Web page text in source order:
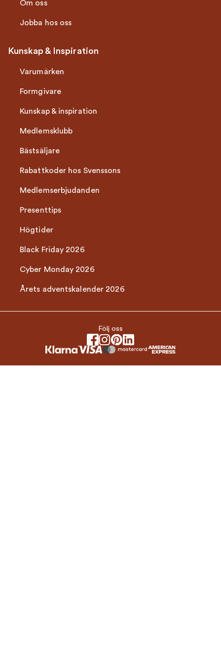
Om oss
Jobba hos oss
Kunskap & Inspiration
Varumärken
Formgivare
Kunskap & inspiration
Medlemsklubb
Bästsäljare
Rabattkoder hos Svenssons
Medlemserbjudanden
Presenttips
Högtider
Black Friday 2026
Cyber Monday 2026
Årets adventskalender 2026
Följ oss